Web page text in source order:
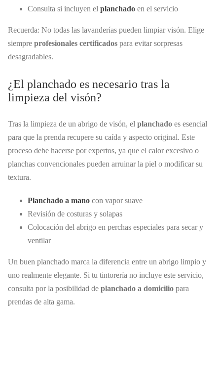
Consulta si incluyen el planchado en el servicio
Recuerda: No todas las lavanderías pueden limpiar visón. Elige
siempre profesionales certificados para evitar sorpresas
desagradables.
¿El planchado es necesario tras la
limpieza del visón?
Tras la limpieza de un abrigo de visón, el planchado es esencial
para que la prenda recupere su caída y aspecto original. Este
proceso debe hacerse por expertos, ya que el calor excesivo o
planchas convencionales pueden arruinar la piel o modificar su
textura.
Planchado a mano con vapor suave
Revisión de costuras y solapas
Colocación del abrigo en perchas especiales para secar y
ventilar
Un buen planchado marca la diferencia entre un abrigo limpio y
uno realmente elegante. Si tu tintorería no incluye este servicio,
consulta por la posibilidad de planchado a domicilio para
prendas de alta gama.